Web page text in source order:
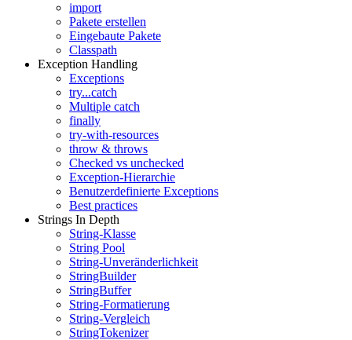
import
Pakete erstellen
Eingebaute Pakete
Classpath
Exception Handling
Exceptions
try...catch
Multiple catch
finally
try-with-resources
throw & throws
Checked vs unchecked
Exception-Hierarchie
Benutzerdefinierte Exceptions
Best practices
Strings In Depth
String-Klasse
String Pool
String-Unveränderlichkeit
StringBuilder
StringBuffer
String-Formatierung
String-Vergleich
StringTokenizer